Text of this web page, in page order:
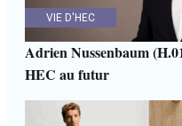
VIE D'HEC
Adrien Nussenbaum
HEC au futur